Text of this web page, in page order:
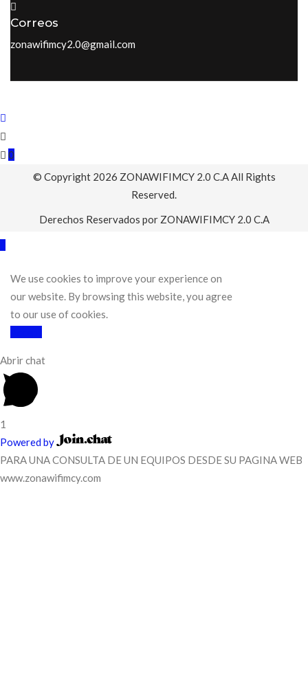
Correos
zonawifimcy2.0@gmail.com
0
© Copyright 2026 ZONAWIFIMCY 2.0 C.AAll Rights
Reserved.
Derechos Reservados por ZONAWIFIMCY 2.0 C.A
We use cookies to improve your experience on
our website. By browsing this website, you agree
to our use of cookies.
Abrir chat
1
Powered by
PARA UNA CONSULTA DE UN EQUIPOS DESDE SU PAGINA WEB
www.zonawifimcy.com